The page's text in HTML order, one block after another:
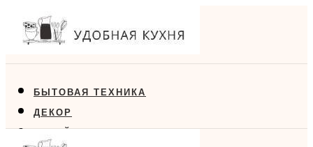
БЫТОВАЯ ТЕХНИКА
ДЕКОР
ДИЗАЙН